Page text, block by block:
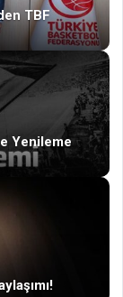
TBF
Yenileme